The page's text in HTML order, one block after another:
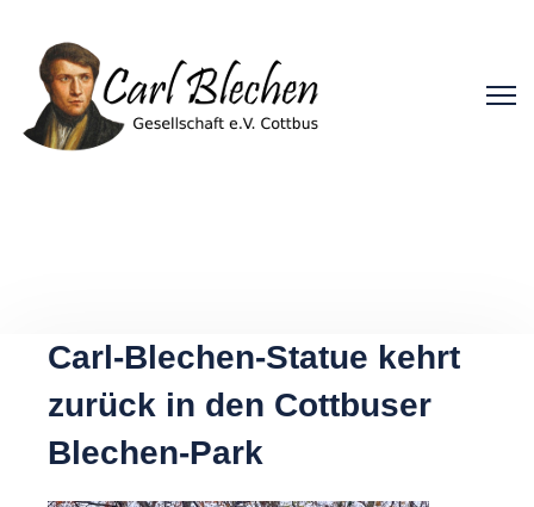
Carl-Blechen-Statue kehrt
zurück in den Cottbuser
Blechen-Park